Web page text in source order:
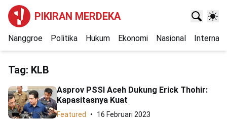
PIKIRAN MERDEKA
Nanggroe Politika Hukum Ekonomi Nasional
Tag: KLB
Asprov PSSI Aceh Dukung Erick Thohir:
Kapasitasnya Kuat
Featured 16 Februari 2023